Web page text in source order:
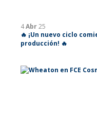
4Abr25
🔥 ¡Un nuevo ciclo
producción! 🔥